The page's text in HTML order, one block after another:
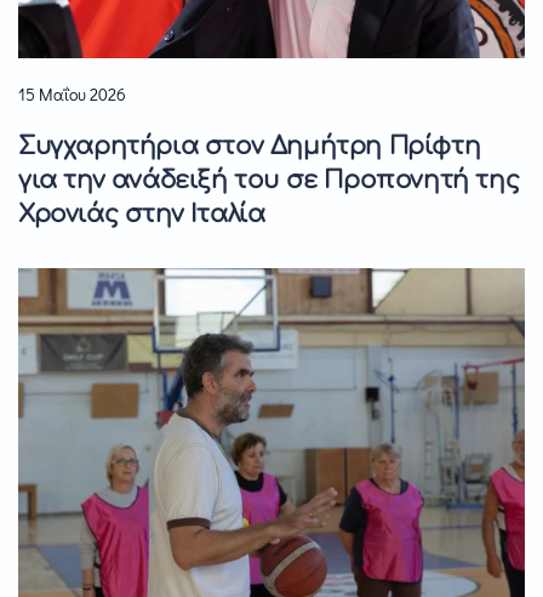
15 Μαΐου 2026
Συγχαρητήρια στον Δημήτρη Πρίφτη
για την ανάδειξή του σε Προπονητή της
Χρονιάς στην Ιταλία